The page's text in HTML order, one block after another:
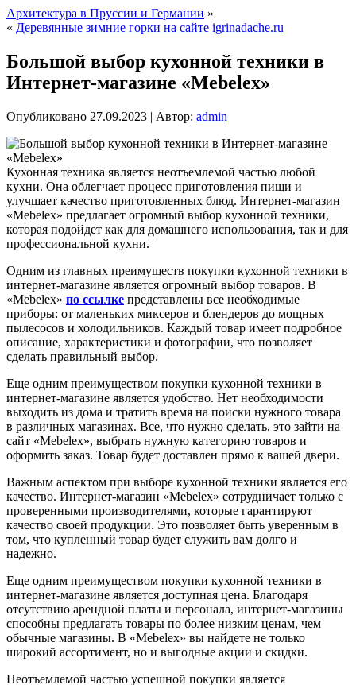
Архитектура в Пруссии и Германии »
« Деревянные зимние горки на сайте igrinadache.ru
Большой выбор кухонной техники в
Интернет-магазине «Mebelex»
Опубликовано 27.09.2023 | Автор: admin
Кухонная техника является неотъемлемой частью любой
кухни. Она облегчает процесс приготовления пищи и
улучшает качество приготовленных блюд. Интернет-магазин
«Mebelex» предлагает огромный выбор кухонной техники,
которая подойдет как для домашнего использования, так и для
профессиональной кухни.
Одним из главных преимуществ покупки кухонной техники в
интернет-магазине является огромный выбор товаров. В
«Mebelex» по ссылке представлены все необходимые
приборы: от маленьких миксеров и блендеров до мощных
пылесосов и холодильников. Каждый товар имеет подробное
описание, характеристики и фотографии, что позволяет
сделать правильный выбор.
Еще одним преимуществом покупки кухонной техники в
интернет-магазине является удобство. Нет необходимости
выходить из дома и тратить время на поиски нужного товара
в различных магазинах. Все, что нужно сделать, это зайти на
сайт «Mebelex», выбрать нужную категорию товаров и
оформить заказ. Товар будет доставлен прямо к вашей двери.
Важным аспектом при выборе кухонной техники является его
качество. Интернет-магазин «Mebelex» сотрудничает только с
проверенными производителями, которые гарантируют
качество своей продукции. Это позволяет быть уверенным в
том, что купленный товар будет служить вам долго и
надежно.
Еще одним преимуществом покупки кухонной техники в
интернет-магазине является доступная цена. Благодаря
отсутствию арендной платы и персонала, интернет-магазины
способны предлагать товары по более низким ценам, чем
обычные магазины. B «Mebelex» вы найдете не только
широкий ассортимент, но и выгодные акции и скидки.
Неотъемлемой частью успешной покупки является